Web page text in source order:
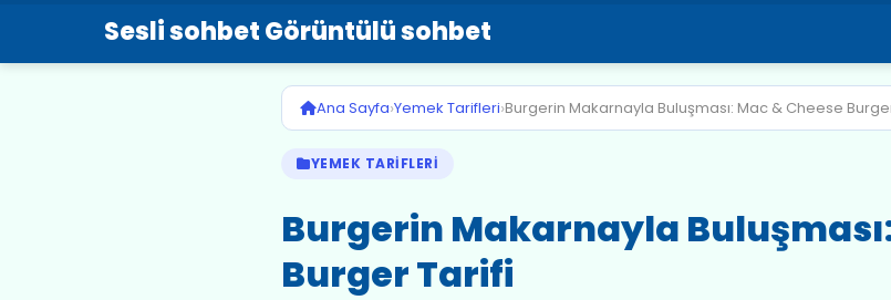
Sesli sohbet Görüntülü sohbet
Ana Sayfa›Yemek Tarifleri›Burgerin Makarnayla Buluşması: Mac & Cheese
YEMEK TARIFLERI
Burgerin Makarnayla
Burger Tarifi